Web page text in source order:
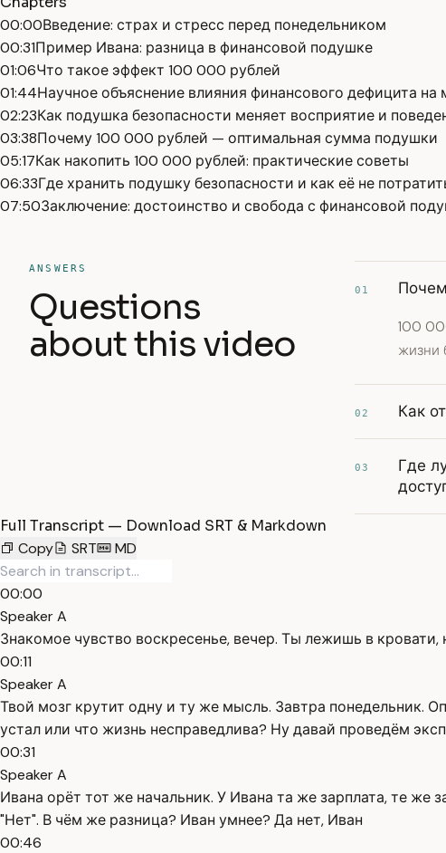
00:00Введение: страх и стресс перед понедельником
00:31Пример Ивана: разница в финансовой подушке
01:06Что такое эффект 100 000 рублей
01:44Научное объяснение влияния финансового дефицита на
02:23Как подушка безопасности меняет восприятие и
03:38Почему 100 000 рублей — оптимальная сумма подушки
05:17Как накопить 100 000 рублей: практические советы
06:33Где хранить подушку безопасности и как её не
07:50Заключение: достоинство и свобода с финансовой
ANSWERS
Questions
about this video
01
100
жизни
02 Как
03
Где
Full Transcript — Download SRT & Markdown
Copy
SRT MD
00:00
Speaker A
Знакомое чувство воскресенье, вечер. Ты лежишь в
00:11
Speaker A
Твой мозг крутит одну и ту же мысль. Завтра понедельник.
устал или что жизнь несправедлива? Ну давай проведём
00:31
Speaker A
Ивана орёт тот же начальник. У Ивана та же зарплата, те же
"Нет". В чём же разница? Иван умнее? Да нет, Иван
00:46